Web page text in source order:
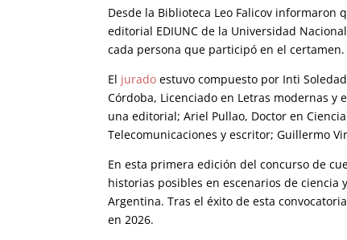
Desde la Biblioteca Leo Falicov
editorial EDIUNC de la Universidad
cada persona que participó en el certamen.
El jurado estuvo compuesto por Inti
Córdoba, Licenciado en Letras modernas
una editorial; Ariel Pullao, Doctor en
Telecomunicaciones y escritor; Guillermo
En esta primera edición del concurso de
historias posibles en escenarios de
Argentina. Tras el éxito de esta
en 2026.